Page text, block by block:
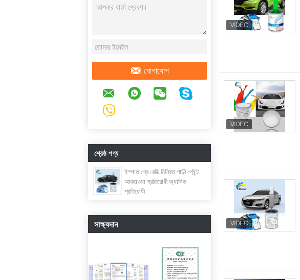
যোগাযোগ
শ্রেষ্ঠ পণ্য
ইস্পাত গ্রে রেডি মিশ্রিত গাড়ী পেইন্ট
আবহাওয়া প্রতিরোধী অ্যাসিড
প্রতিরোধী
সাক্ষ্যদান